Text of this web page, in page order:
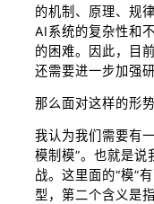
的机制、原理、规
AI系统的复杂性和
的困难。因此，目
还需要进一步加强
那么面对这样的形
我认为我们需要有
模制模”。也就是
战。这里面的“模”
型，第二个含义是